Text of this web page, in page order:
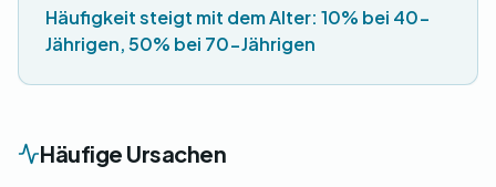
Häufigkeit steigt mit dem Alter: 10% bei 40-
Jährigen, 50% bei 70-Jährigen
Häufige Ursachen